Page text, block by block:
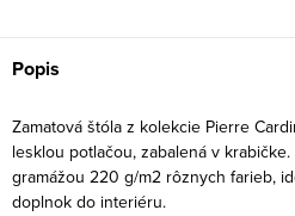
Popis
Zamatová štóla z kolekcie Pierre
lesklou potlačou, zabalená v
gramážou 220 g/m2 rôznych farieb,
doplnok do interiéru.